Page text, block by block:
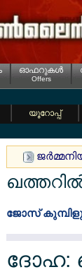
ഓഫറുകള്‍
Offers
യൂറോപ്പ്
ജോസ്
ദോഹ: